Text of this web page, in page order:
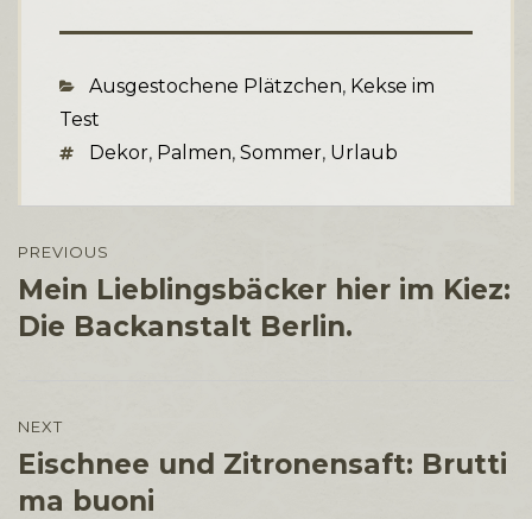
Categories
Ausgestochene Plätzchen, Kekse im
Test
TagsDekor, Palmen, Sommer, Urlaub
PREVIOUS
Previous
post:
Mein Lieblingsbäcker hier im Kiez:
Die Backanstalt Berlin.
NEXT
Next
post:
Eischnee und Zitronensaft: Brutti
ma buoni